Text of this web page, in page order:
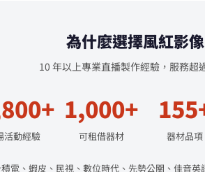
為什麼選擇風紅影
10 年以上專業直播製作經驗，服務超
活動經驗
1,000+
可租借器材 器材品項
電、蝦皮、民視、數位時代、先勢公關、佳音